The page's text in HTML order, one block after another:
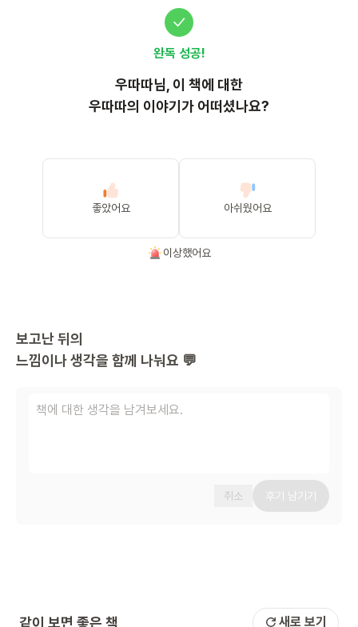
완독 성공!
우따따님, 이 책에 대한
우따따의 이야기가 어떠셨나요?
좋았어요 아쉬웠어요
이상했어요
보고난 뒤의
느낌이나 생각을 함께 나눠요 💬
취소 후기 남기기
같이 보면 좋은 책 새로 보기